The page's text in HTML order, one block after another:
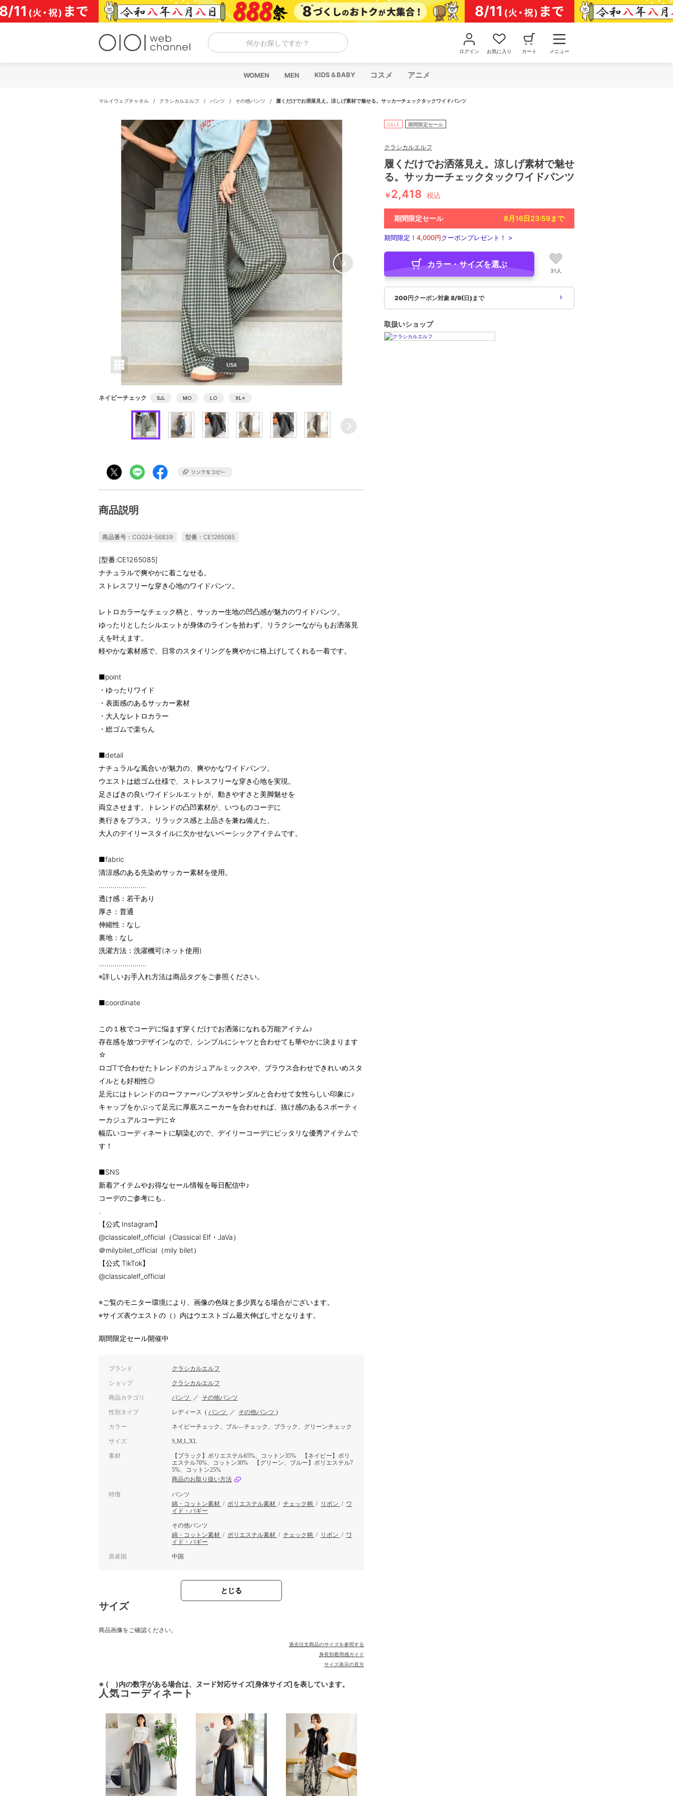
コ
ン
テ
何かお探しですか？
ログイン お気に入り カート メニュー
WOMEN MEN KIDS＆BABY コスメ アニメ
マルイウェブチャネル / クラシカルエルフ / パンツ / その他パンツ / 履くだけでお洒落見え。涼しげ素材で魅せる。サッカーチェックタックワイドパンツ
1/54
ネイビーチェック S△ M○ L ○ XL ×
商品説明
商品番号：CG024-56839 型番：CE1265085
[型番:CE1265085]
ナチュラルで爽やかに着こなせる。
ストレスフリーな穿き心地のワイドパンツ。
レトロカラーなチェック柄と、サッカー生地の凹凸感が魅力のワイドパンツ。
ゆったりとしたシルエットが身体のラインを拾わず、リラクシーながらもお洒落見
えを叶えます。
軽やかな素材感で、日常のスタイリングを爽やかに格上げしてくれる一着です。
■point
・ゆったりワイド
・表面感のあるサッカー素材
・大人なレトロカラー
・総ゴムで楽ちん
■detail
ナチュラルな風合いが魅力の、爽やかなワイドパンツ。
ウエストは総ゴム仕様で、ストレスフリーな穿き心地を実現。
足さばきの良いワイドシルエットが、動きやすさと美脚魅せを
両立させます。トレンドの凸凹素材が、いつものコーデに
奥行きをプラス。リラックス感と上品さを兼ね備えた、
大人のデイリースタイルに欠かせないベーシックアイテムです。
■fabric
清涼感のある先染めサッカー素材を使用。
……………………
透け感：若干あり
厚さ：普通
伸縮性：なし
裏地：なし
洗濯方法：洗濯機可(ネット使用)
……………………
※詳しいお手入れ方法は商品タグをご参照ください。
■coordinate
この１枚でコーデに悩まず穿くだけでお洒落になれる万能アイテム♪
存在感を放つデザインなので、シンプルにシャツと合わせても華やかに決まります
☆
ロゴTで合わせたトレンドのカジュアルミックスや、ブラウス合わせできれいめスタ
イルとも好相性◎
足元にはトレンドのローファーパンプスやサンダルと合わせて女性らしい印象に♪
キャップをかぶって足元に厚底スニーカーを合わせれば、抜け感のあるスポーティ
ーカジュアルコーデに☆
幅広いコーディネートに馴染むので、デイリーコーデにピッタリな優秀アイテムで
す！
■SNS
新着アイテムやお得なセール情報を毎日配信中♪
コーデのご参考にも..
.
【公式 Instagram】
@classicalelf_official（Classical Elf・JaVa）
＠milybilet_official（mily bilet）
【公式 TikTok】
@classicalelf_official
※ご覧のモニター環境により、画像の色味と多少異なる場合がございます。
※サイズ表ウエストの（）内はウエストゴム最大伸ばし寸となります。
期間限定セール開催中
ブランド クラシカルエルフ
ショップ クラシカルエルフ
商品カテゴリ パンツ ／ その他パンツ
性別タイプ レディース ( パンツ ／ その他パンツ )
カラー ネイビーチェック、ブル―チェック、ブラック、グリーンチェック
サイズ S,M,L,XL
素材
【ブラック】ポリエステル65%、コットン35% 【ネイビー】ポリ
エステル70%、コットン30% 【グリーン、ブルー】ポリエステル7
5%、コットン25%
商品のお取り扱い方法
特徴
パンツ
綿・コットン素材 / ポリエステル素材 / チェック柄 / リボン / ワ
イド・バギー
その他パンツ
綿・コットン素材 / ポリエステル素材 / チェック柄 / リボン / ワ
イド・バギー
原産国 中国
とじる
サイズ
商品画像をご確認ください。
過去注文商品のサイズを参照する
身長別着用感ガイド
サイズ表示の見方
※ ( )内の数字がある場合は、ヌード対応サイズ[身体サイズ]を表しています。
人気コーディネート
SALE 期間限定セール
クラシカルエルフ
履くだけでお洒落見え。涼しげ素材で魅せ
る。サッカーチェックタックワイドパンツ
￥2,418 税込
期間限定セール 8月16日23:59まで
期間限定！ 4,000円クーポンプレゼント！ >
カラー・サイズを選ぶ
31人
200円クーポン対象 8/9(日)まで
取扱いショップ